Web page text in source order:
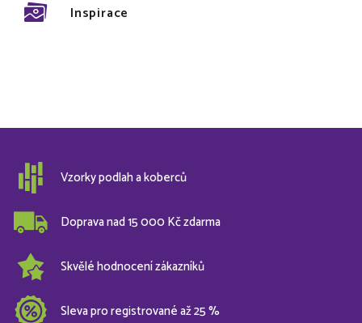
Inspirace
Vzorky podlah a koberců
Doprava nad 15 000 Kč zdarma
Skvělé hodnocení zákazníků
Sleva pro registrované až 25 %